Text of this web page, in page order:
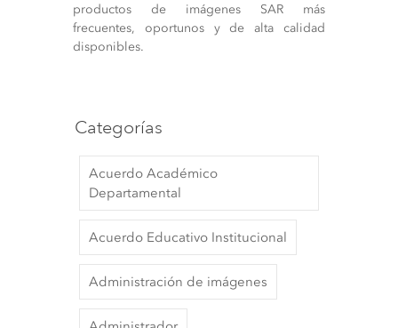
productos de imágenes SAR más
frecuentes, oportunos y de alta calidad
disponibles.
Categorías
Acuerdo Académico
Departamental
Acuerdo Educativo Institucional
Administración de imágenes